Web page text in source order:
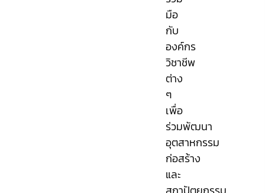
มือ
กับ
องค์กร
วิชาชีพ
ต่าง
ๆ
เพื่อ
ร่วมพัฒนา
อุตสาหกรรม
ก่อสร้าง
และ